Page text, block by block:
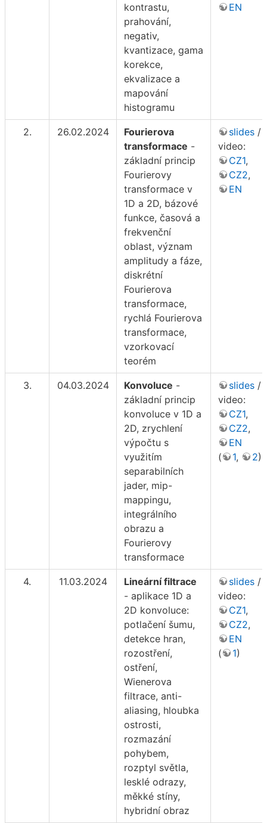
kontrastu,
prahování,
negativ,
kvantizace, gama
korekce,
ekvalizace a
mapování
histogramu
EN
2. 26.02.2024
Fourierova
transformace -
základní princip
Fourierovy
transformace v
1D a 2D, bázové
funkce, časová a
frekvenční
oblast, význam
amplitudy a fáze,
diskrétní
Fourierova
transformace,
rychlá Fourierova
transformace,
vzorkovací
teorém
slides /
video:
CZ1,
CZ2,
EN
3. 04.03.2024 Konvoluce -
základní princip
konvoluce v 1D a
2D, zrychlení
výpočtu s
využitím
separabilních
jader, mip-
mappingu,
integrálního
obrazu a
Fourierovy
transformace
slides /
video:
CZ1,
CZ2,
EN
(
1, 2)
4. 11.03.2024
Lineární filtrace
- aplikace 1D a
2D konvoluce:
potlačení šumu,
detekce hran,
rozostření,
ostření,
Wienerova
filtrace, anti-
aliasing, hloubka
ostrosti,
rozmazání
pohybem,
rozptyl světla,
lesklé odrazy,
měkké stíny,
hybridní obraz
slides /
video:
CZ1,
CZ2,
EN
(
1)